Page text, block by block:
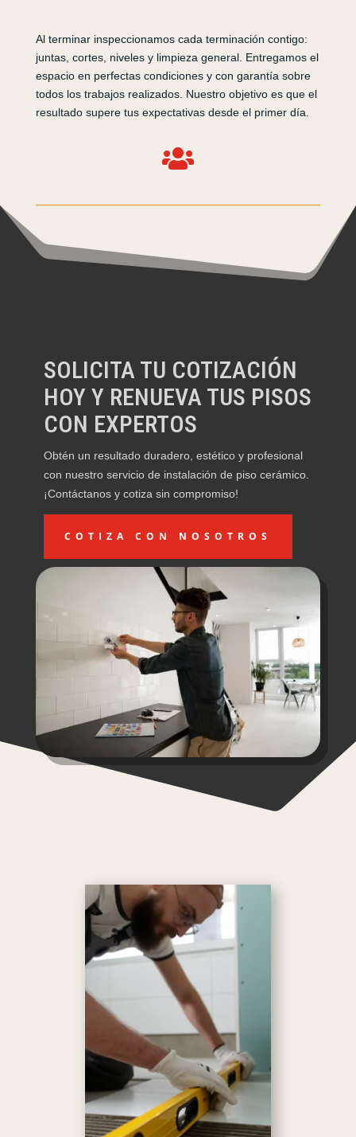
Al terminar inspeccionamos cada terminación contigo:
juntas, cortes, niveles y limpieza general. Entregamos el
espacio en perfectas condiciones y con garantía sobre
todos los trabajos realizados. Nuestro objetivo es que el
resultado supere tus expectativas desde el primer día.

SOLICITA TU COTIZACIÓN
HOY Y RENUEVA TUS PISOS
CON EXPERTOS
Obtén un resultado duradero, estético y profesional
con nuestro servicio de instalación de piso cerámico.
¡Contáctanos y cotiza sin compromiso!
COTIZA CON NOSOTROS